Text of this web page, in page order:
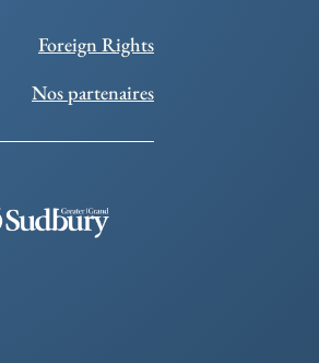
Foreign Rights
Nos partenaires